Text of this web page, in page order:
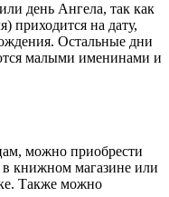
день Ангела, так как
приходится на дату,
Остальные дни
малыми именинами и
можно приобрести
книжном магазине или
Также можно